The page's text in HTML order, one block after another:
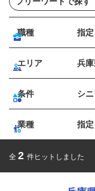
職種 指
エリア 兵
条件 シ
業種 指
全 2 件ヒットしました